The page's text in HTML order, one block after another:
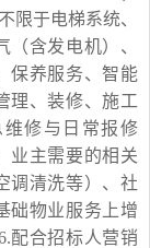
限于电梯系统、
含发电机）、
保养服务、智能
理、装修、施工
修与日常报修
业主需要的相关
调清洗等）、社
础物业服务上增
配合招标人营销